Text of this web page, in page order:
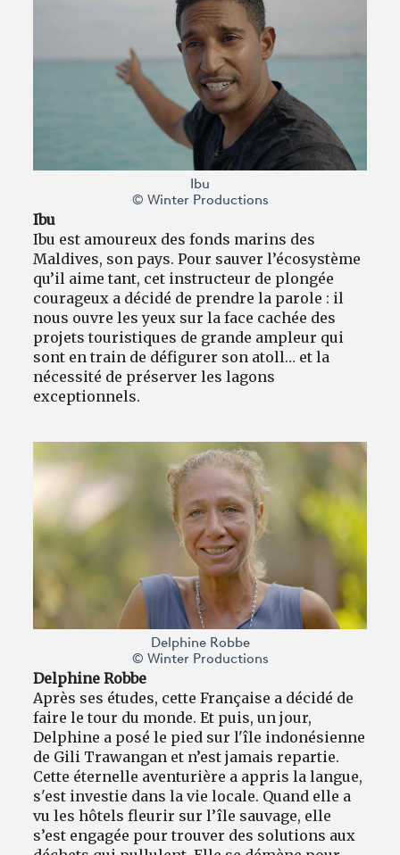
Ibu
© Winter Productions
Ibu
Ibu est amoureux des fonds marins des
Maldives, son pays. Pour sauver l’écosystème
qu’il aime tant, cet instructeur de plongée
courageux a décidé de prendre la parole : il
nous ouvre les yeux sur la face cachée des
projets touristiques de grande ampleur qui
sont en train de défigurer son atoll… et la
nécessité de préserver les lagons
exceptionnels.
Delphine Robbe
© Winter Productions
Delphine Robbe
Après ses études, cette Française a décidé de
faire le tour du monde. Et puis, un jour,
Delphine a posé le pied sur l'île indonésienne
de Gili Trawangan et n’est jamais repartie.
Cette éternelle aventurière a appris la langue,
s'est investie dans la vie locale. Quand elle a
vu les hôtels fleurir sur l’île sauvage, elle
s’est engagée pour trouver des solutions aux